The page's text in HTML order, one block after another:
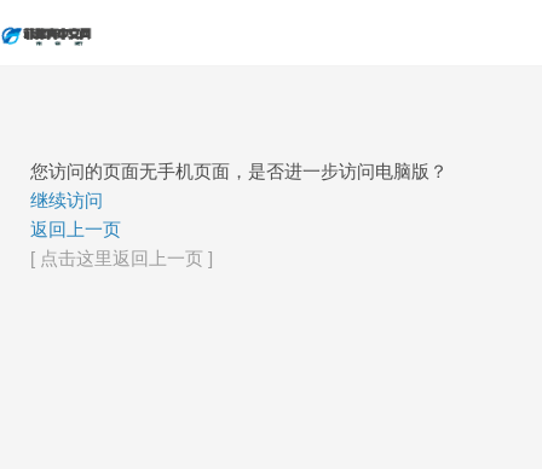
您访问的页面无手机页面，是否进一步访问电脑版？
继续访问
返回上一页
[ 点击这里返回上一页 ]